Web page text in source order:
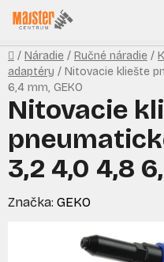
Prejsť
na
obsah
Domov
/ Náradie / Ručné náradie /
adaptéry / Nitovacie kliešte
6,4 mm, GEKO
Nitovacie
3,2 4,0 4,8
Značka: GEKO